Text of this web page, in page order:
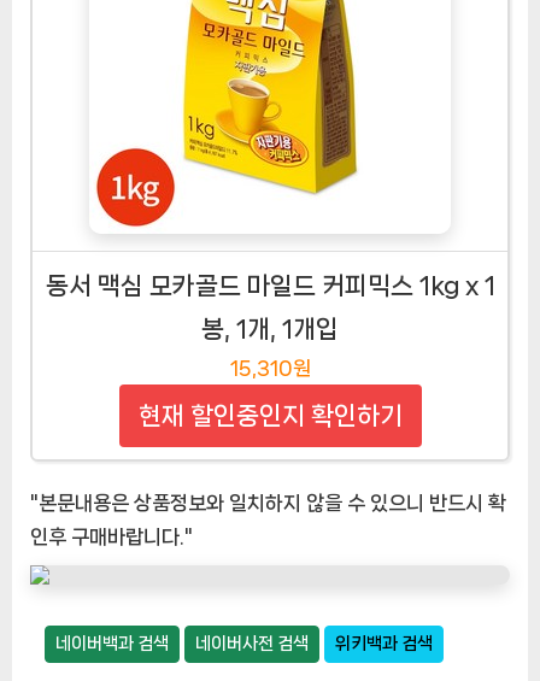
동서 맥심 모카골드 마일드 커피믹스 1kg x 1
봉, 1개, 1개입
15,310원
현재 할인중인지 확인하기
"본문내용은 상품정보와 일치하지 않을 수 있으니 반드시 확
인후 구매바랍니다."
네이버백과 검색 네이버사전 검색 위키백과 검색